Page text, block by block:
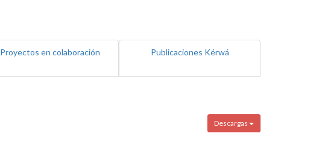
Proyectos en colaboración Publicaciones Kérwá
Descargas